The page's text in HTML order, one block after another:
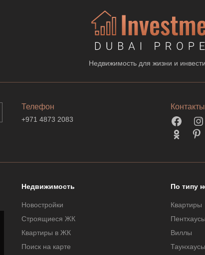
Недвижимость для жизни и
Телефон
+971 4873 2083
Контакты
Недвижимость
Новостройки
Строящиеся ЖК
Квартиры в ЖК
Поиск на карте
По типу
Квартиры
Пентхаусы
Виллы
Таунхаусы